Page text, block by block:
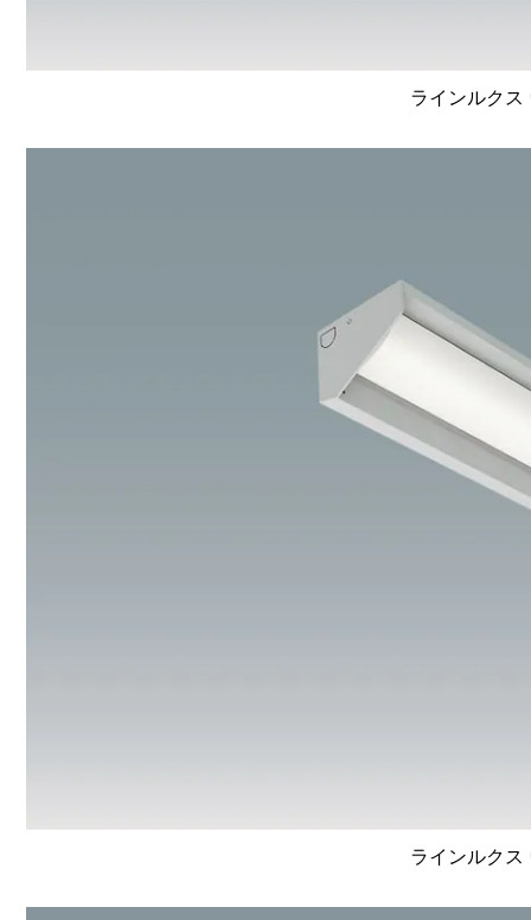
ラインルクス
ラインルクス